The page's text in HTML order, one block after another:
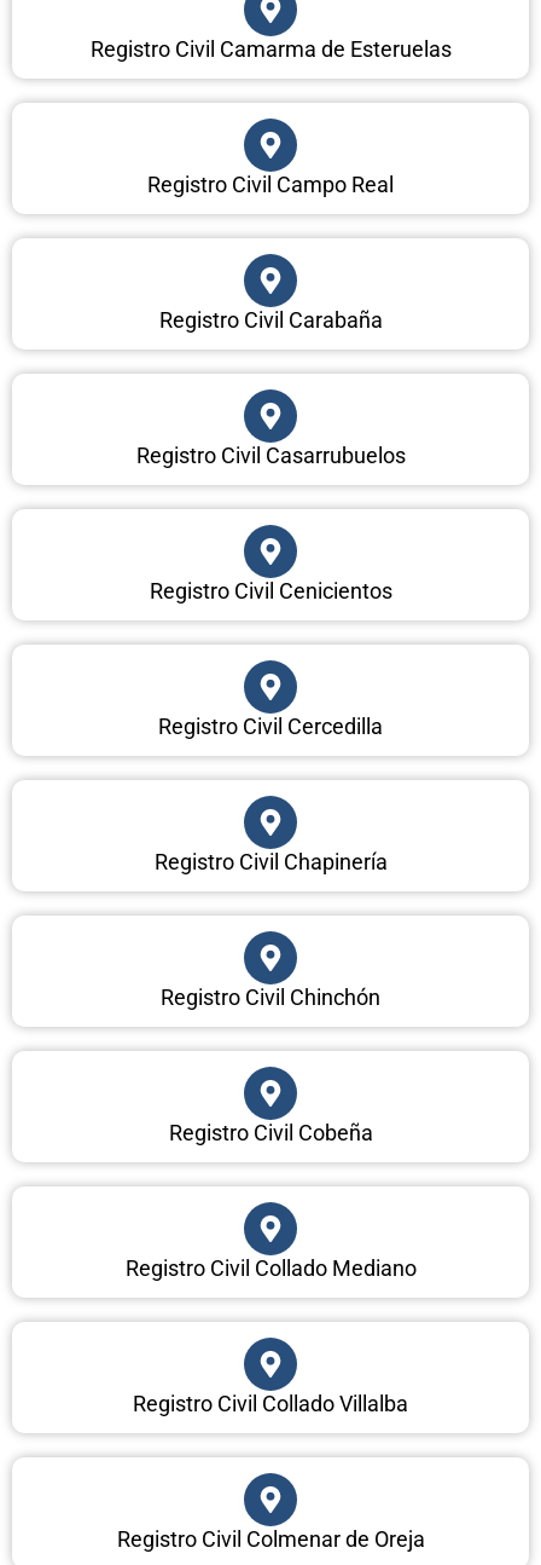
Registro Civil Camarma de Esteruelas
Registro Civil Campo Real
Registro Civil Carabaña
Registro Civil Casarrubuelos
Registro Civil Cenicientos
Registro Civil Cercedilla
Registro Civil Chapinería
Registro Civil Chinchón
Registro Civil Cobeña
Registro Civil Collado Mediano
Registro Civil Collado Villalba
Registro Civil Colmenar de Oreja